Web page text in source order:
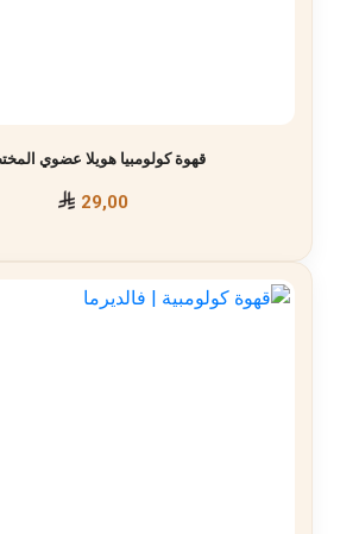
قهوة كولومبيا هويلا عضوي
29,00